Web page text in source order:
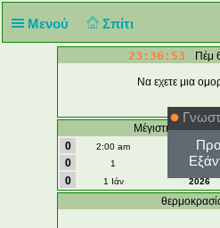
Μενού Σπίτι
23:36:53 Πέμ
Να εχετε μια
Μέγιστη Ανεμος |
0
2:00 am σήμερα
0
1
0
1 Ιάν 2026